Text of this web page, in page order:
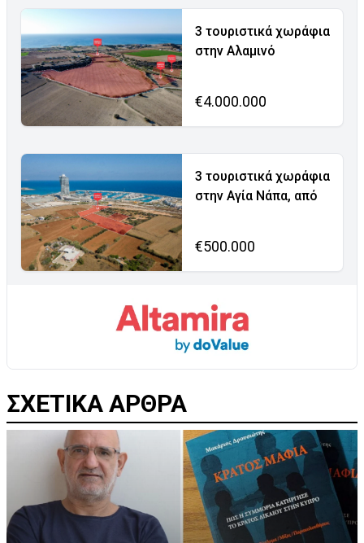
3 τουριστικά χωράφια
στην Αλαμινό
€4.000.000
3 τουριστικά χωράφια
στην Αγία Νάπα, από
€500.000
ΣΧΕΤΙΚΑ ΑΡΘΡΑ